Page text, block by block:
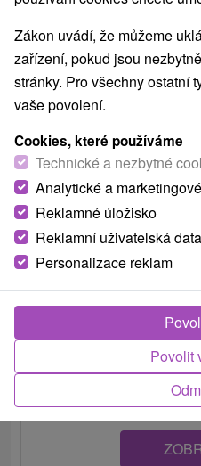
Chalupa Lesný potok
Lesná chalúpka v baníckej
komfortné ubytovanie v
Zákon uvádí, že můžeme
zařízení, pokud jsou
stránky. Pro všechny ostatní
vaše povolení.
Cookies, které používáme
Technické a nezbytné
Analytické a
Reklamné úložisko
Reklamní uživatelská data
Personalizace reklam
Povolit